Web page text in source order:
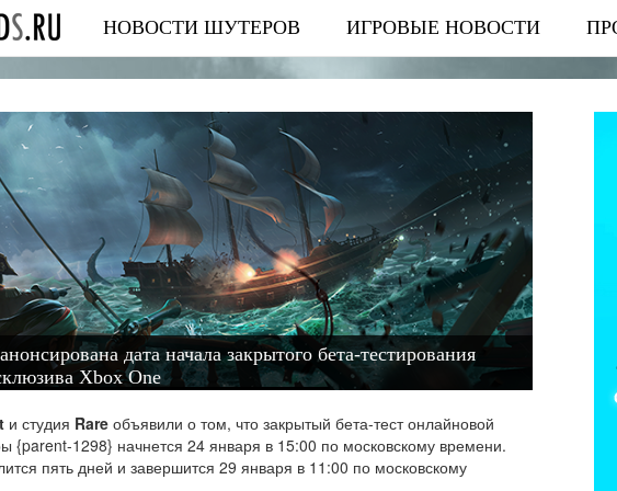
НОВОСТИ ШУТЕРОВ ИГРОВЫЕ НОВОСТИ
дата начала закрытого бета-тестирования
Xbox One
и студия Rare объявили о том, что закрытый бета-тест онлайновой
{parent-1298} начнется 24 января в 15:00 по московскому времени.
пять дней и завершится 29 января в 11:00 по московскому